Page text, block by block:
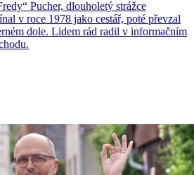
Pucher, dlouholetý strážce
v roce 1978 jako cestář, poté převzal
dole. Lidem rád radil v informačním